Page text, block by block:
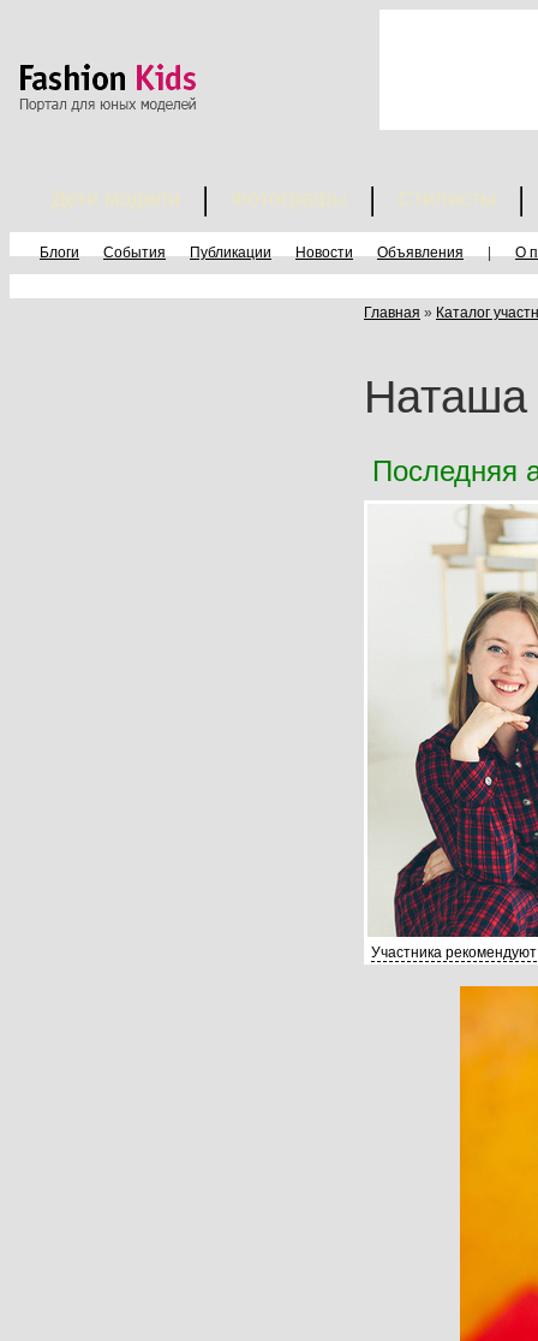
Дети модели Фотографы Стилисты
Блоги События Публикации Новости Объявления | О
Главная » Каталог
Последняя
Участника рекомендуют